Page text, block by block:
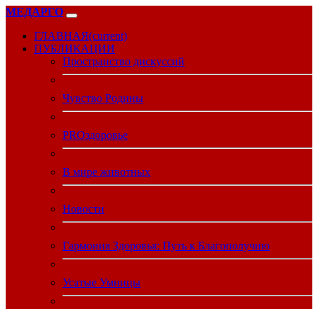
МЕДАРГО
ГЛАВНАЯ(current)
ПУБЛИКАЦИИ
Пространство дискуссий
Чувство Родины
PROздоровье
В мире животных
Новости
Гармония Здоровья: Путь к Благополучию
Усатые Умницы